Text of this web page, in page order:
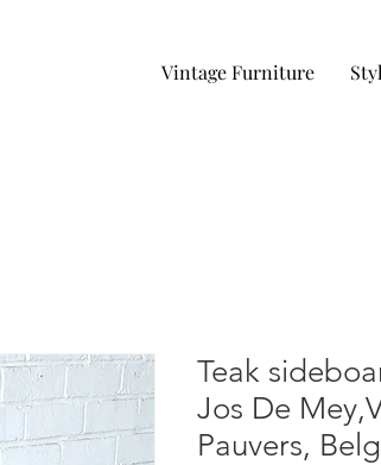
Vintage Furniture
Teak
Jos De
Pauvers,